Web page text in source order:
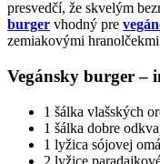
presvedčí, že skvelým
burger vhodný pre
zemiakovými
Vegánsky burger –
1 šálka vlašských
1 šálka dobre
1 lyžica sójovej
2 lyžice